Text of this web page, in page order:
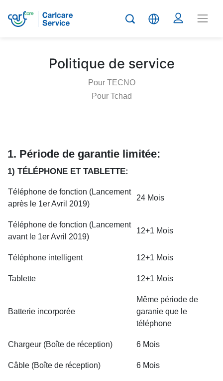
Politique de service
Pour TECNO
Pour Tchad
1. Période de garantie limitée:
1) TÉLÉPHONE ET TABLETTE:
Téléphone de fonction (Lancement
après le 1er Avril 2019)
24 Mois
Téléphone de fonction (Lancement
avant le 1er Avril 2019)
12+1 Mois
Téléphone intelligent 12+1 Mois
Tablette 12+1 Mois
Batterie incorporée
Même période de
garanie que le
téléphone
Chargeur (Boîte de réception) 6 Mois
Câble (Boîte de réception) 6 Mois